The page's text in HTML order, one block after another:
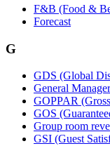
F&B (Food &
Forecast
G
GDS (Global
General Manager
GOPPAR
GOS
Group room
GSI (Guest